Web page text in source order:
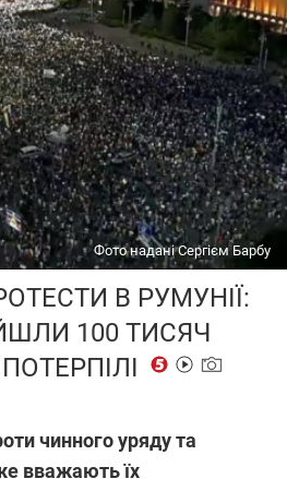
Фото надані Сергієм Барбу
В РУМУНІЇ:
100 ТИСЯЧ
чинного уряду та
вважають їх